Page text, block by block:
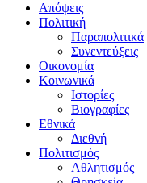
Απόψεις
Πολιτική
Παραπολιτικά
Συνεντεύξεις
Οικονομία
Κοινωνικά
Ιστορίες
Βιογραφίες
Εθνικά
Διεθνή
Πολιτισμός
Αθλητισμός